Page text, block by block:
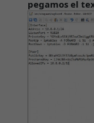
pegamos el